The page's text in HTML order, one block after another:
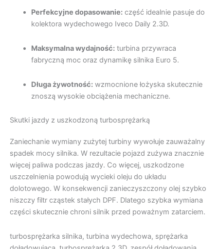
Perfekcyjne dopasowanie:część idealnie pasuje do
kolektora wydechowego Iveco Daily 2.3D.
Maksymalna wydajność:turbina przywraca
fabryczną moc oraz dynamikę silnika Euro 5.
Długa żywotność:wzmocnione łożyska skutecznie
znoszą wysokie obciążenia mechaniczne.
Skutki jazdy z uszkodzoną turbosprężarką
Zaniechanie wymiany zużytej turbiny wywołuje zauważalny
spadek mocy silnika. W rezultacie pojazd zużywa znacznie
więcej paliwa podczas jazdy. Co więcej, uszkodzone
uszczelnienia powodują wycieki oleju do układu
dolotowego. W konsekwencji zanieczyszczony olej szybko
niszczy filtr cząstek stałych DPF. Dlatego szybka wymiana
części skutecznie chroni silnik przed poważnym zatarciem.
turbosprężarka silnika, turbina wydechowa, sprężarka